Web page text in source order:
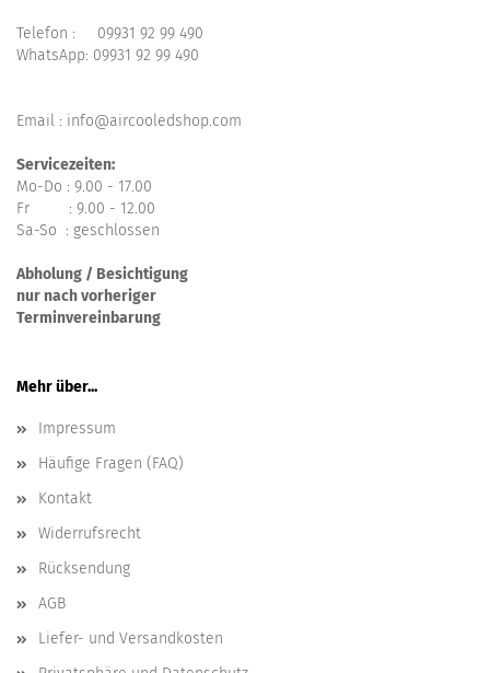
Telefon : 09931 92 99 490
WhatsApp: 09931 92 99 490
Email : info@aircooledshop.com
Servicezeiten:
Mo-Do : 9.00 - 17.00
Fr : 9.00 - 12.00
Sa-So : geschlossen
Abholung / Besichtigung
nur nach vorheriger
Terminvereinbarung
Mehr über...
Impressum
Häufige Fragen (FAQ)
Kontakt
Widerrufsrecht
Rücksendung
AGB
Liefer- und Versandkosten